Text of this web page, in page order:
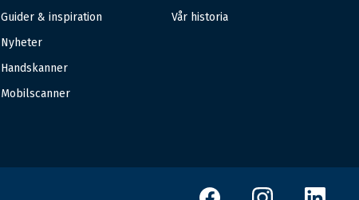
Guider & inspiration
Nyheter
Handskanner
Mobilscanner
Vår historia